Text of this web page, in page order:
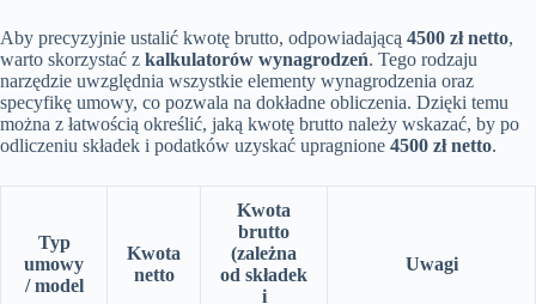
Aby precyzyjnie ustalić kwotę brutto, odpowiadającą 4500 zł netto,
warto skorzystać z kalkulatorów wynagrodzeń. Tego rodzaju
narzędzie uwzględnia wszystkie elementy wynagrodzenia oraz
specyfikę umowy, co pozwala na dokładne obliczenia. Dzięki temu
można z łatwością określić, jaką kwotę brutto należy wskazać, by po
odliczeniu składek i podatków uzyskać upragnione 4500 zł netto.
Typ
umowy
/ model
Kwota
netto
Kwota
brutto
(zależna
od składek
i
Uwagi